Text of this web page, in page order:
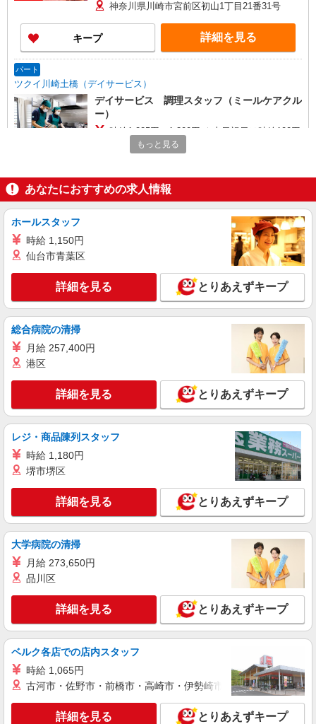
神奈川県川崎市宮前区初山1丁目21番31号
キープ 詳細を見る
パート
ツクイ川崎土橋（デイサービス）
デイサービス 調理スタッフ（ミールケアクル
ー）
時給1,225円〜1,300円 ★土日祝日は時給100円
アップ！ ※給与幅は資格・経験等による
キープ
正社員
株式会社HITOWA フードサービスカンパニー
福祉施設での調理師【正社員】
月給23万円〜28万円 ※給与は経験や前職給与
に応じて決定します。 賞与年2回
フローレンスケアたまプラーザ （神奈川県川
崎市宮前区犬蔵2-17-65）
キープ 詳細を見る
アルバイト パート
オリーブの丘 川崎神木本町店
キッチン（フード）スタッフ
生時給1230円 ■土日・祝手当 土日・祝は時給＋
神奈川県川崎市宮前区神木本町2丁目8-1
キープ 詳細を見る
アルバイト パート
株式会社HITOWA フードサービスカンパニー
福祉施設での調理補助【アルバイト・パート】
します。 ※AP評価制度：あり 年1回の評価によ
り時給を見直します。 ※アルバイト賞与（寸
志）：あり 年2回。勤続年数により金額UP。
イリーゼさぎぬま・新館 （神奈川県川崎市宮
前区土橋4丁目8-2）
キープ
アルバイト パート
すき家 鷺沼駅前店
すき家の店舗スタッフ（接客・調理・清掃な
ど）
もっと見る
あなたにおすすめの求人情報
ホールスタッフ
時給 1,150円
仙台市青葉区
詳細を見る とりあえずキープ
総合病院の清掃
月給 257,400円
港区
詳細を見る とりあえずキープ
レジ・商品陳列スタッフ
時給 1,180円
堺市堺区
詳細を見る とりあえずキープ
大学病院の清掃
月給 273,650円
品川区
詳細を見る とりあえずキープ
ベルク各店での店内スタッフ
時給 1,065円
古河市・佐野市・前橋市・高崎市・伊勢崎市・太田市・館林市
詳細を見る とりあえずキープ